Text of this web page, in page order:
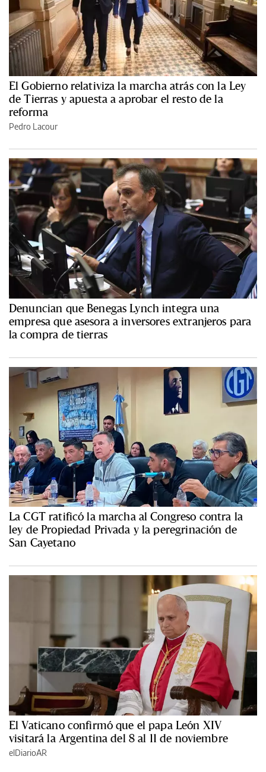
El Gobierno relativiza la marcha atrás con la Ley
de Tierras y apuesta a aprobar el resto de la
reforma
Pedro Lacour
Denuncian que Benegas Lynch integra una
empresa que asesora a inversores extranjeros para
la compra de tierras
La CGT ratificó la marcha al Congreso contra la
ley de Propiedad Privada y la peregrinación de
San Cayetano
El Vaticano confirmó que el papa León XIV
visitará la Argentina del 8 al 11 de noviembre
elDiarioAR